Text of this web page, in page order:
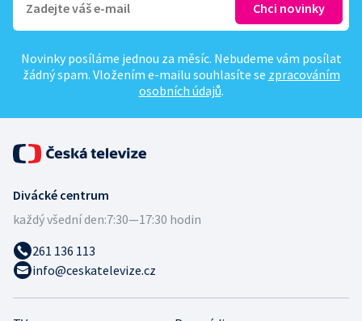
Novinky posíláme jednou za měsíc. Nebudeme vám posílat
žádný spam. Vložením e-mailu souhlasíte se zpracováním
osobních údajů.